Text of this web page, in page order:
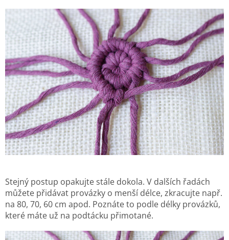
Stejný postup opakujte stále dokola. V dalších řadách
můžete přidávat provázky o menší délce, zkracujte např.
na 80, 70, 60 cm apod. Poznáte to podle délky provázků,
které máte už na podtácku přimotané.